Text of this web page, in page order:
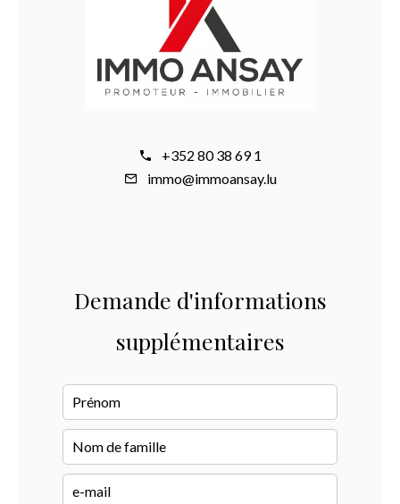
+352 80 38 69 1
immo@immoansay.lu
Demande d'informations
supplémentaires